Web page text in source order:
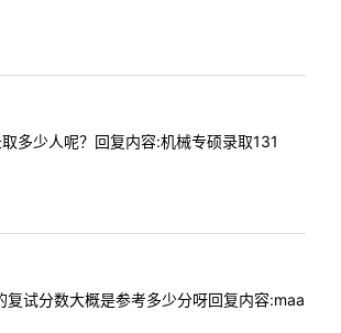
多少人呢？回复内容:机械专硕录取131
试分数大概是参考多少分呀回复内容:maa